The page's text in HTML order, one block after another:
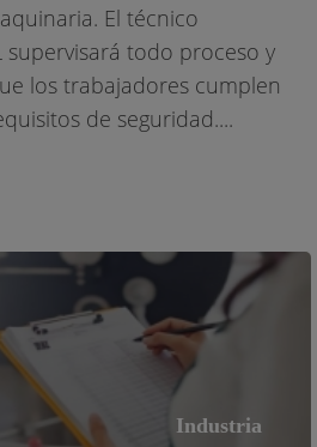
El técnico
supervisará todo proceso y
los trabajadores cumplen
de seguridad....
Industria